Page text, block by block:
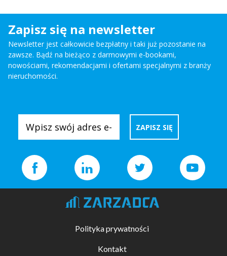
Zapisz się na newsletter
Newsletter jest całkowicie bezpłatny i taki już pozostanie na
zawsze. Bądź na bieżąco z darmowymi e-bookami,
nowościami, rekomendacjami i ofertami specjalnymi z branży
nieruchomości.
Polityka prywatności
Kontakt